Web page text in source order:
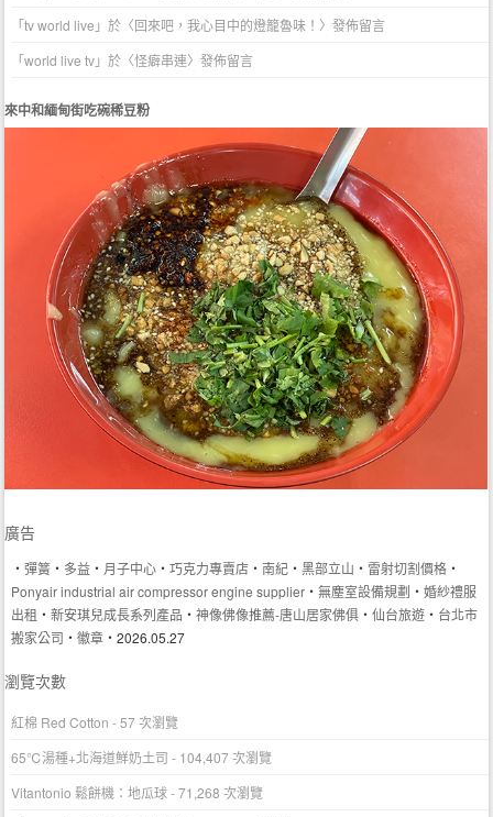
「tv world live 」於〈回來吧，我心目中的燈籠魯味！ 〉發佈留言
「world live tv」於〈怪癖串連〉發佈留言
來中和緬甸街吃碗稀豆粉
廣告
‧彈簧 ‧ 多益 ‧ 月子中心 ‧巧克力專賣店 ‧南紀 ‧黑部立山 ‧ 雷射切割價格 ‧
Ponyair industrial air compressor engine supplier ‧無塵室設備規劃 ‧婚紗禮服
出租 ‧新安琪兒成長系列產品 ‧神像佛像推薦-唐山居家佛俱 ‧仙台旅遊 ‧ 台北市
搬家公司 ‧徽章 ‧2026.05.27
瀏覽次數
紅棉 Red Cotton - 57 次瀏覽
65℃湯種+北海道鮮奶土司 - 104,407 次瀏覽
Vitantonio 鬆餅機：地瓜球- 71,268 次瀏覽